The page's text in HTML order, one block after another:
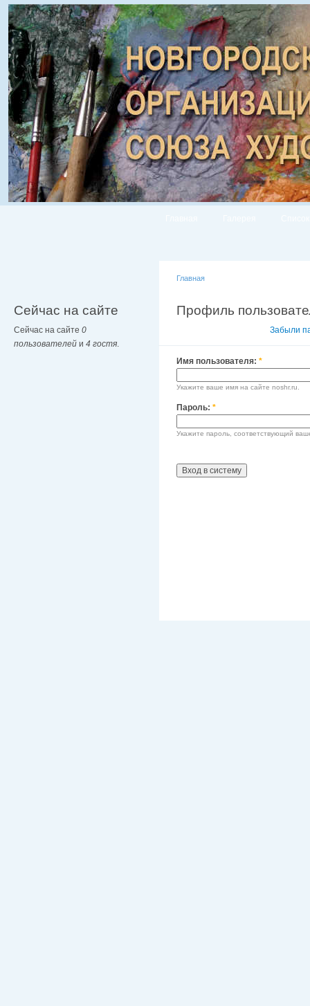
Сейчас на сайте
Сейчас на сайте 0
пользователей и 4 гостя.
Главная
Профиль
Забыли
Имя пользователя: *
Укажите ваше имя на сайте noshr.ru.
Пароль: *
Укажите пароль, соответствующий